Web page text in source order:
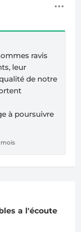
ravis
leur
de notre
à poursuivre
mois
a l'écoute